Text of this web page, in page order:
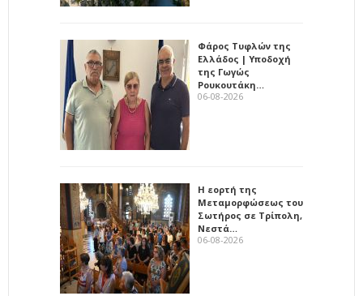
Φάρος Τυφλών της
Ελλάδος | Υποδοχή
της Γωγώς
Ρουκουτάκη…
06-08-2026
Η εορτή της
Μεταμορφώσεως του
Σωτήρος σε Τρίπολη,
Νεστά…
06-08-2026